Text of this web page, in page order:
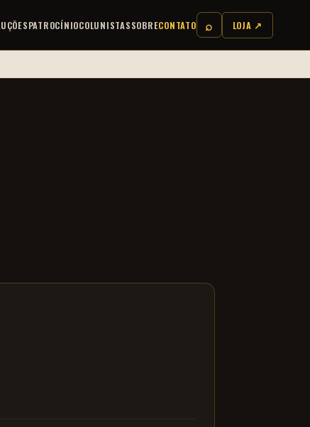
PATROCÍNIOCOLUNISTASSOBRECONTATO ⌕ LOJA ↗